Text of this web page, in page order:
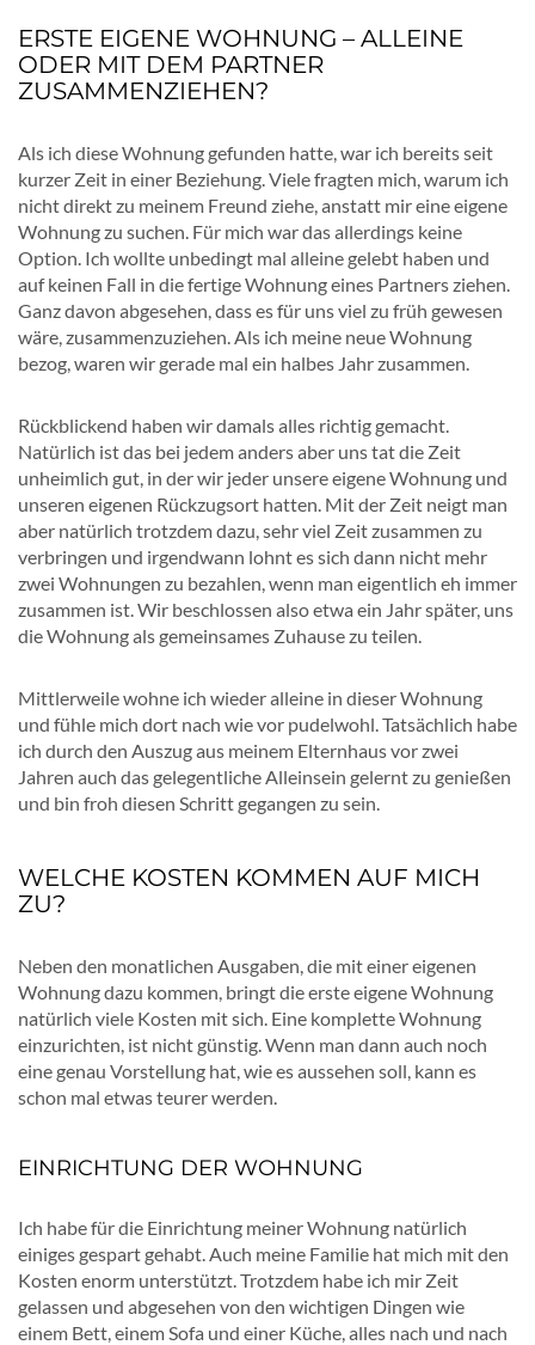
ERSTE EIGENE WOHNUNG – ALLEINE
ODER MIT DEM PARTNER
ZUSAMMENZIEHEN?
Als ich diese Wohnung gefunden hatte, war ich bereits seit
kurzer Zeit in einer Beziehung. Viele fragten mich, warum ich
nicht direkt zu meinem Freund ziehe, anstatt mir eine eigene
Wohnung zu suchen. Für mich war das allerdings keine
Option. Ich wollte unbedingt mal alleine gelebt haben und
auf keinen Fall in die fertige Wohnung eines Partners ziehen.
Ganz davon abgesehen, dass es für uns viel zu früh gewesen
wäre, zusammenzuziehen. Als ich meine neue Wohnung
bezog, waren wir gerade mal ein halbes Jahr zusammen.
Rückblickend haben wir damals alles richtig gemacht.
Natürlich ist das bei jedem anders aber uns tat die Zeit
unheimlich gut, in der wir jeder unsere eigene Wohnung und
unseren eigenen Rückzugsort hatten. Mit der Zeit neigt man
aber natürlich trotzdem dazu, sehr viel Zeit zusammen zu
verbringen und irgendwann lohnt es sich dann nicht mehr
zwei Wohnungen zu bezahlen, wenn man eigentlich eh immer
zusammen ist. Wir beschlossen also etwa ein Jahr später, uns
die Wohnung als gemeinsames Zuhause zu teilen.
Mittlerweile wohne ich wieder alleine in dieser Wohnung
und fühle mich dort nach wie vor pudelwohl. Tatsächlich habe
ich durch den Auszug aus meinem Elternhaus vor zwei
Jahren auch das gelegentliche Alleinsein gelernt zu genießen
und bin froh diesen Schritt gegangen zu sein.
WELCHE KOSTEN KOMMEN AUF MICH
ZU?
Neben den monatlichen Ausgaben, die mit einer eigenen
Wohnung dazu kommen, bringt die erste eigene Wohnung
natürlich viele Kosten mit sich. Eine komplette Wohnung
einzurichten, ist nicht günstig. Wenn man dann auch noch
eine genau Vorstellung hat, wie es aussehen soll, kann es
schon mal etwas teurer werden.
EINRICHTUNG DER WOHNUNG
Ich habe für die Einrichtung meiner Wohnung natürlich
einiges gespart gehabt. Auch meine Familie hat mich mit den
Kosten enorm unterstützt. Trotzdem habe ich mir Zeit
gelassen und abgesehen von den wichtigen Dingen wie
einem Bett, einem Sofa und einer Küche, alles nach und nach